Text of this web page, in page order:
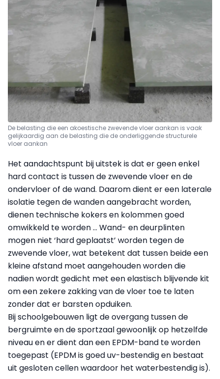
De belasting die een akoestische zwevende vloer aankan is vaak
gelijkaardig aan de belasting die de onderliggende structurele
vloer aankan
Het aandachtspunt bij uitstek is dat er geen enkel
hard contact is tussen de zwevende vloer en de
ondervloer of de wand. Daarom dient er een laterale
isolatie tegen de wanden aangebracht worden,
dienen technische kokers en kolommen goed
omwikkeld te worden … Wand- en deurplinten
mogen niet ‘hard geplaatst’ worden tegen de
zwevende vloer, wat betekent dat tussen beide een
kleine afstand moet aangehouden worden die
nadien wordt gedicht met een elastisch blijvende kit
om een zekere zakking van de vloer toe te laten
zonder dat er barsten opduiken.
Bij schoolgebouwen ligt de overgang tussen de
bergruimte en de sportzaal gewoonlijk op hetzelfde
niveau en er dient dan een EPDM-band te worden
toegepast (EPDM is goed uv-bestendig en bestaat
uit gesloten cellen waardoor het waterbestendig is).